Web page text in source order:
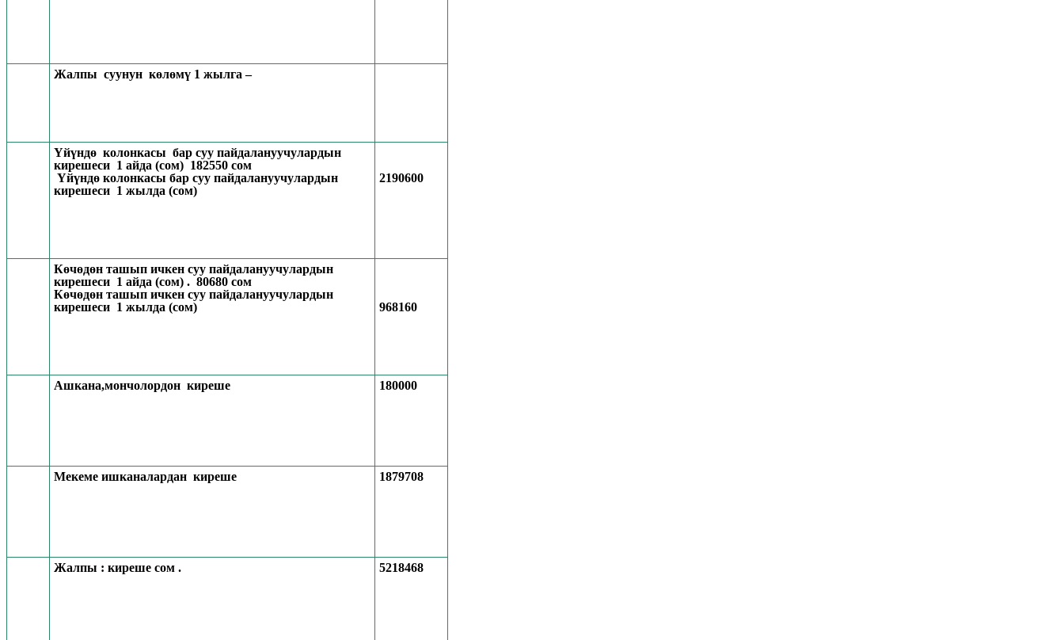
Жалпы суунун көлөмү 1 жылга –
Үйүндө колонкасы бар суу пайдалануучулардын
кирешеси 1 айда (сом) 182550 сом
Үйүндө колонкасы бар суу пайдалануучулардын
кирешеси 1 жылда (сом)
2190600
Көчөдөн ташып ичкен суу пайдалануучулардын
кирешеси 1 айда (сом) . 80680 сом
Көчөдөн ташып ичкен суу пайдалануучулардын
кирешеси 1 жылда (сом)
968160
Ашкана,мончолордон киреше 180000
Мекеме ишканалардан киреше 1879708
Жалпы : киреше сом . 5218468